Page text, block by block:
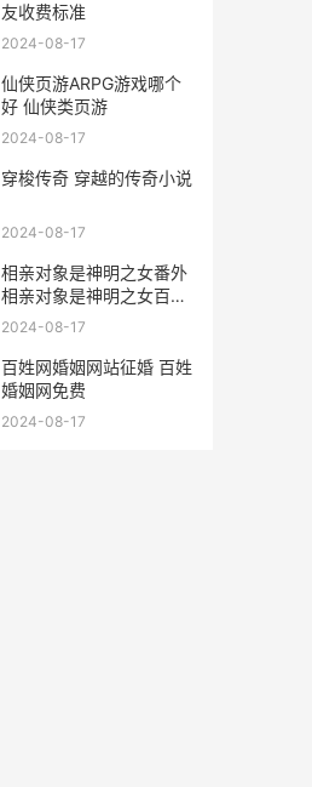
友收费标准
2024-08-17
仙侠页游ARPG游戏哪个
好 仙侠类页游
2024-08-17
穿梭传奇 穿越的传奇小说
2024-08-17
相亲对象是神明之女番外
相亲对象是神明之女百度
云
2024-08-17
百姓网婚姻网站征婚 百姓
婚姻网免费
2024-08-17